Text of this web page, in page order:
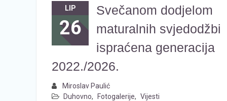
LIP
26
Svečanom dodjelom
maturalnih svjedodžbi
ispraćena generacija
2022./2026.
Miroslav Paulić
Duhovno, Fotogalerije, Vijesti